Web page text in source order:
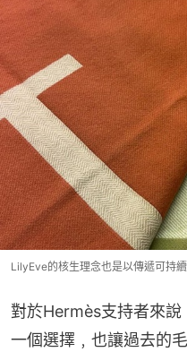
LilyEve的核生理念也是以傳遞可持
對於Hermès支持者來
一個選擇﹐也讓過去的